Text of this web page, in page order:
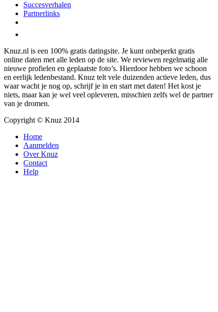
Succesverhalen
Partnerlinks
Knuz.nl is een 100% gratis datingsite. Je kunt onbeperkt gratis
online daten met alle leden op de site. We reviewen regelmatig alle
nieuwe profielen en geplaatste foto’s. Hierdoor hebben we schoon
en eerlijk ledenbestand. Knuz telt vele duizenden actieve leden, dus
waar wacht je nog op, schrijf je in en start met daten! Het kost je
niets, maar kan je wel veel opleveren, misschien zelfs wel de partner
van je dromen.
Copyright © Knuz 2014
Home
Aanmelden
Over Knuz
Contact
Help